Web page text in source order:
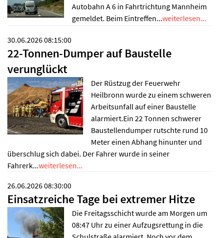
Autobahn A 6 in Fahrtrichtung Mannheim
gemeldet. Beim Eintreffen...weiterlesen...
30.06.2026 08:15:00
22-Tonnen-Dumper auf Baustelle
verunglückt
Der Rüstzug der Feuerwehr
Heilbronn wurde zu einem schweren
Arbeitsunfall auf einer Baustelle
alarmiert.Ein 22 Tonnen schwerer
Baustellendumper rutschte rund 10
Meter einen Abhang hinunter und
überschlug sich dabei. Der Fahrer wurde in seiner
Fahrerk...weiterlesen...
26.06.2026 08:30:00
Einsatzreiche Tage bei extremer Hitze
Die Freitagsschicht wurde am Morgen um
08:47 Uhr zu einer Aufzugsrettung in die